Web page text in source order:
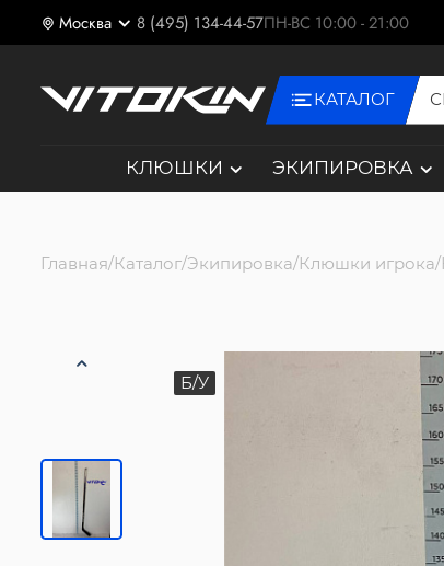
Москва 8 (495) 134-44-57ПН-ВС 10:00 - 21:00
КАТАЛОГ
КЛЮШКИ ЭКИПИРОВКА
Главная Каталог Экипировка Клюшки игрока
Б/У